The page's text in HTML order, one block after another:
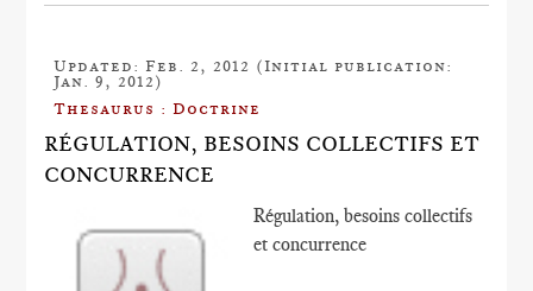
Updated: Feb. 2, 2012 (Initial publication:
Jan. 9, 2012)
Thesaurus : Doctrine
RÉGULATION, BESOINS COLLECTIFS ET
CONCURRENCE
Régulation, besoins collectifs
et concurrence